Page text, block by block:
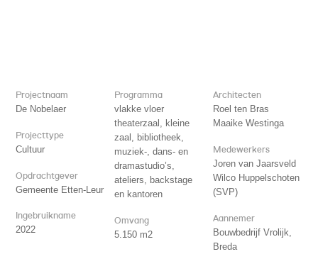
Projectnaam
De Nobelaer
Projecttype
Cultuur
Opdrachtgever
Gemeente Etten-Leur
Ingebruikname
2022
Programma
vlakke vloer
theaterzaal, kleine
zaal, bibliotheek,
muziek-, dans- en
dramastudio’s,
ateliers, backstage
en kantoren
Omvang
5.150 m2
Architecten
Roel ten Bras
Maaike Westinga
Medewerkers
Joren van Jaarsveld
Wilco Huppelschoten
(SVP)
Aannemer
Bouwbedrijf Vrolijk,
Breda